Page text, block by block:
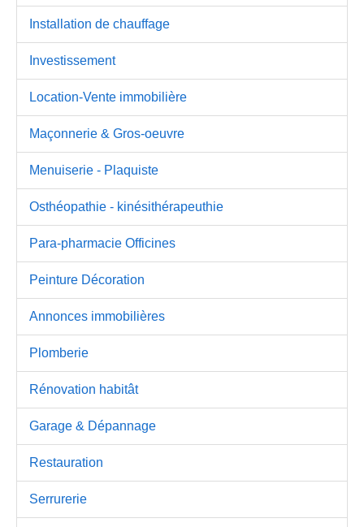
Installation de chauffage
Investissement
Location-Vente immobilière
Maçonnerie & Gros-oeuvre
Menuiserie - Plaquiste
Osthéopathie - kinésithérapeuthie
Para-pharmacie Officines
Peinture Décoration
Annonces immobilières
Plomberie
Rénovation habitât
Garage & Dépannage
Restauration
Serrurerie